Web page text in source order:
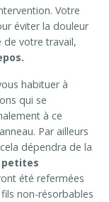
Votre
éviter la douleur
de votre travail,
habituer à
qui se
à ce
Par ailleurs
dépendra de la
petites
été refermées
non-résorbables